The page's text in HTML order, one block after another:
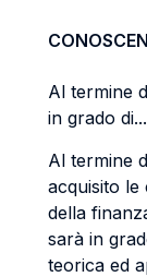
Al termine
in grado di...
Al termine
acquisito le
della
sarà in
teorica ed